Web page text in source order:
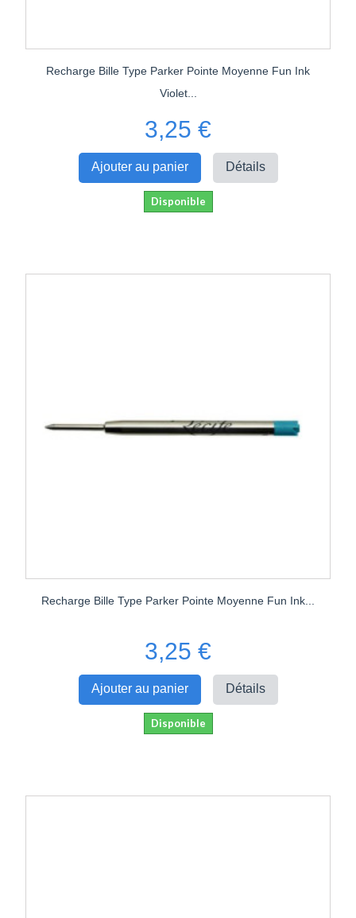
Recharge Bille Type Parker Pointe Moyenne Fun Ink
Violet...
3,25 €
Ajouter au panier Détails
Disponible
Recharge Bille Type Parker Pointe Moyenne Fun Ink...
3,25 €
Ajouter au panier Détails
Disponible